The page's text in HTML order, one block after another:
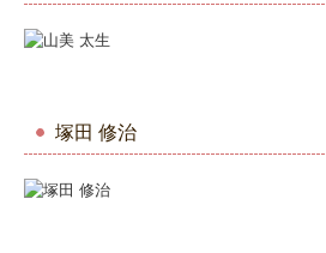
塚田 修治